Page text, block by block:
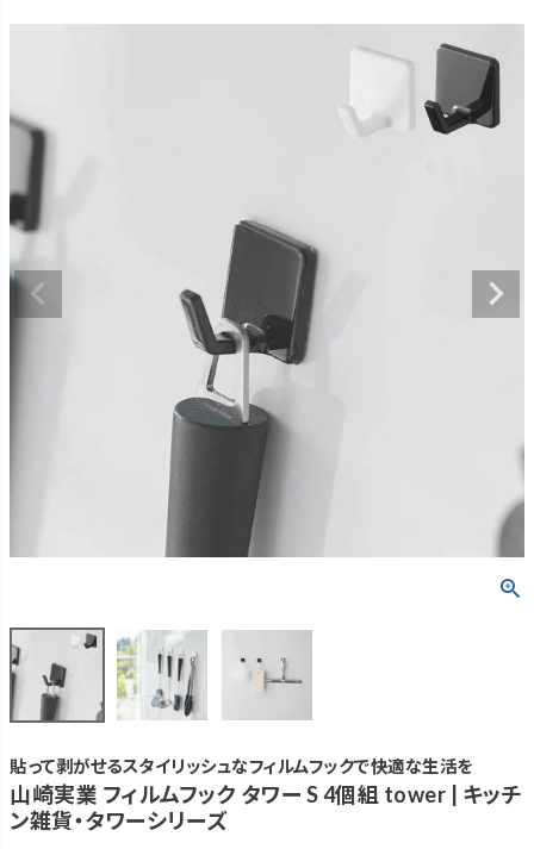
貼って剥がせるスタイリッシュなフィルムフックで快適な生活を
山崎実業 フィルムフック タワー S 4個組 tower | キッチ
ン雑貨・タワーシリーズ